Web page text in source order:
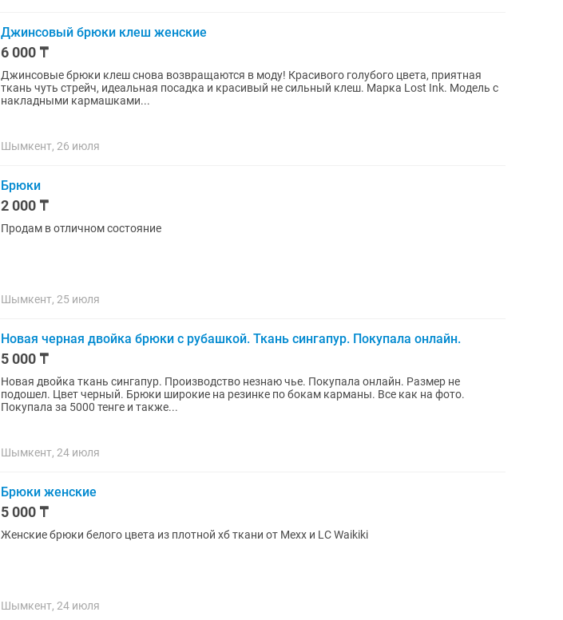
Джинсовый брюки клеш женские
6 000 ₸
Джинсовые брюки клеш снова возвращаются в моду! Красивого голубого цвета, приятная
ткань чуть стрейч, идеальная посадка и красивый не сильный клеш. Марка Lost Ink. Модель с
накладными кармашками...
Шымкент, 26 июля
Брюки
2 000 ₸
Продам в отличном состояние
Шымкент, 25 июля
Новая черная двойка брюки с рубашкой. Ткань сингапур. Покупала онлайн.
5 000 ₸
Новая двойка ткань сингапур. Производство незнаю чье. Покупала онлайн. Размер не
подошел. Цвет черный. Брюки широкие на резинке по бокам карманы. Все как на фото.
Покупала за 5000 тенге и также...
Шымкент, 24 июля
Брюки женские
5 000 ₸
Женские брюки белого цвета из плотной хб ткани от Mexx и LC Waikiki
Шымкент, 24 июля